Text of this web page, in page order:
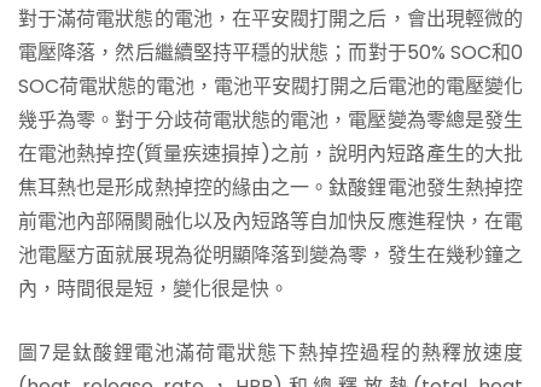
對于滿荷電狀態的電池，在平安閥打開之后，會出現輕微的
電壓降落，然后繼續堅持平穩的狀態；而對于50% SOC和0
SOC荷電狀態的電池，電池平安閥打開之后電池的電壓變化
幾乎為零。對于分歧荷電狀態的電池，電壓變為零總是發生
在電池熱掉控(質量疾速損掉)之前，說明內短路產生的大批
焦耳熱也是形成熱掉控的緣由之一。鈦酸鋰電池發生熱掉控
前電池內部隔閡融化以及內短路等自加快反應進程快，在電
池電壓方面就展現為從明顯降落到變為零，發生在幾秒鐘之
內，時間很是短，變化很是快。
圖7是鈦酸鋰電池滿荷電狀態下熱掉控過程的熱釋放速度